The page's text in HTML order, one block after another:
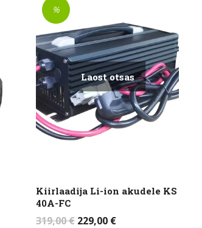
%
Laost otsas
Kiirlaadija Li-ion akudele KS
40A-FC
319,00€ Algne
229,00 €Current